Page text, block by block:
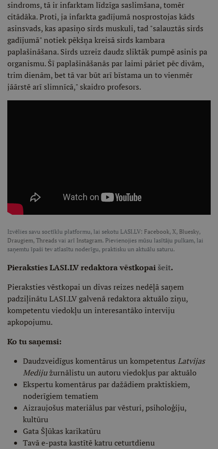
sindroms, tā ir infarktam līdzīga saslimšana, tomēr
citādāka. Proti, ja infarkta gadījumā nosprostojas kāds
asinsvads, kas apasiņo sirds muskuli, tad "salauztās sirds
gadījumā" notiek pēkšņa kreisā sirds kambara
paplašināšana. Sirds uzreiz daudz sliktāk pumpē asinis pa
organismu. Šī paplašināšanās par laimi pāriet pēc divām,
trim dienām, bet tā var būt arī bīstama un to vienmēr
jāārstē arī slimnīcā," skaidro profesors.
Izvēlies savu soctīklu platformu, lai sekotu LASI.LV: Facebook, X, Bluesky,
Draugiem, Threads vai arī Instagram. Pievienojies mūsu lasītāju pulkam, lai
saņemtu īpaši tev atlasītu noderīgu, praktisku un aktuālu saturu.
Pieraksties LASI.LV redaktora vēstkopaišeit.
Pieraksties vēstkopai un divas reizes nedēļā saņem
padziļinātu LASI.LV galvenā redaktora aktuālo ziņu,
kompetentu viedokļu un interesantāko interviju
apkopojumu.
Ko tu saņemsi:
Daudzveidīgus komentārus un kompetentus Latvijas
Medijužurnālistu un autoru viedokļus par aktuālo
Ekspertu komentārus par dažādiem praktiskiem,
noderīgiem tematiem
Aizraujošus materiālus par vēsturi, psiholoģiju,
kultūru
Gata Šļūkas karikatūru
Tavā e-pasta kastītē katru ceturtdienu